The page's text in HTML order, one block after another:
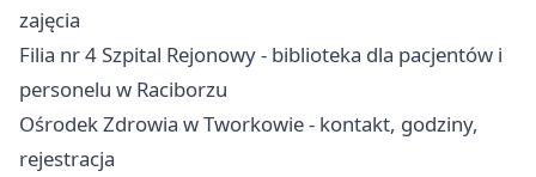
zajęcia
Filia nr 4 Szpital Rejonowy - biblioteka dla pacjentów i
personelu w Raciborzu
Ośrodek Zdrowia w Tworkowie - kontakt, godziny,
rejestracja